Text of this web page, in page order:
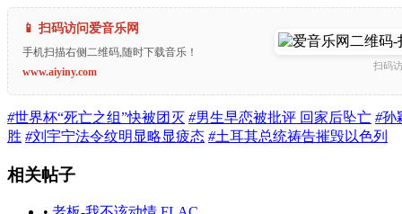
📱 扫码访问爱音乐网
手机扫描右侧二维码,随时下载音乐！
www.aiyiny.com
扫码
#世界杯“死亡之组”快被团灭 #男生早恋被批评 回家后坠亡 #孙
胜 #刘宇宁法令纹明显略显疲态 #土耳其总统祷告摧毁以色列
相关帖子